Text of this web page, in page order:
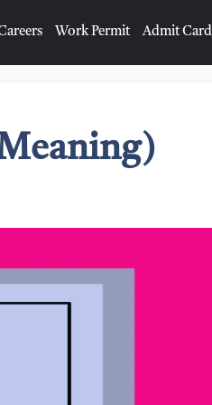
Work Permit Admit Card